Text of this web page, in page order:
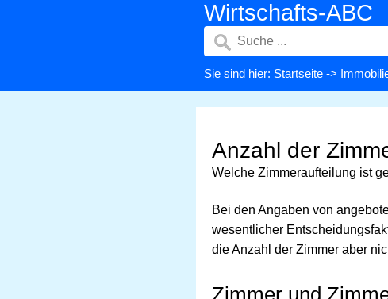
Wirtschafts-ABC
Sie sind hier: Startseite ->
Anzahl der
Welche Zimmeraufteilung ist
Bei den Angaben von
wesentlicher
die Anzahl der Zimmer aber
Zimmer und